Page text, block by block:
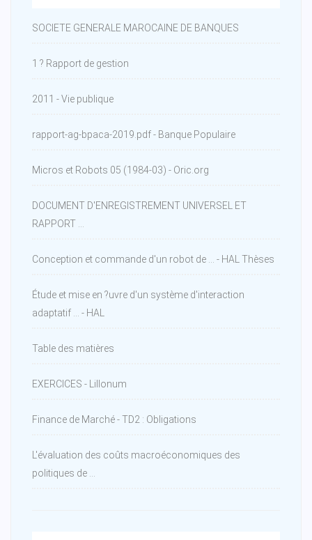
SOCIETE GENERALE MAROCAINE DE BANQUES
1 ? Rapport de gestion
2011 - Vie publique
rapport-ag-bpaca-2019.pdf - Banque Populaire
Micros et Robots 05 (1984-03) - Oric.org
DOCUMENT D'ENREGISTREMENT UNIVERSEL ET
RAPPORT ...
Conception et commande d'un robot de ... - HAL Thèses
Étude et mise en ?uvre d'un système d'interaction
adaptatif ... - HAL
Table des matières
EXERCICES - Lillonum
Finance de Marché - TD2 : Obligations
L'évaluation des coûts macroéconomiques des
politiques de ...